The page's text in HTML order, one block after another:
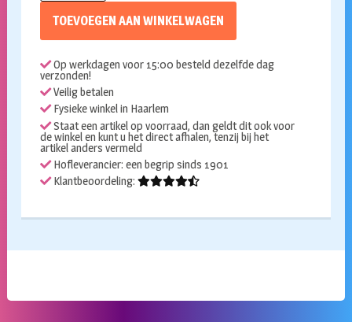
TOEVOEGEN AAN WINKELWAGEN
Op werkdagen voor 15:00 besteld dezelfde dag
verzonden!
Veilig betalen
Fysieke winkel in Haarlem
Staat een artikel op voorraad, dan geldt dit ook voor
de winkel en kunt u het direct afhalen, tenzij bij het
artikel anders vermeld
Hofleverancier: een begrip sinds 1901
Klantbeoordeling: